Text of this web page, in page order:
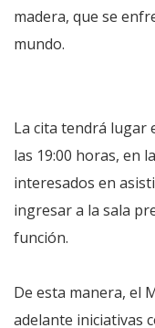
madera, que se
mundo.
La cita tendrá lugar
las 19:00 horas, en
interesados en
ingresar a la sala
función.
De esta manera, el
adelante iniciativas